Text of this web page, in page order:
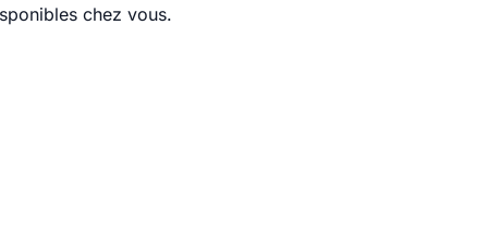
chez vous.